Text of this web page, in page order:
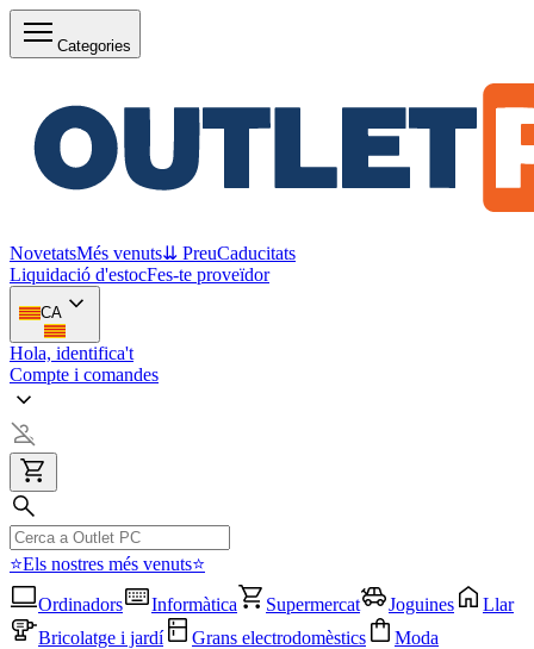
Categories
NovetatsMés venuts⇊ PreuCaducitats
Liquidació d'estocFes-te proveïdor
CA
Hola, identifica't
Compte i comandes
⭐Els nostres més venuts⭐
Ordinadors
Informàtica Supermercat Joguines
Llar
Bricolatge i jardí
Grans electrodomèstics Moda